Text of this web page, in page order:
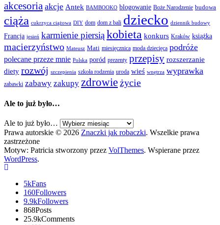
akcesoria akcje Antek BAMBOOKO blogowanie Boże Narodzenie budowa
ciąża cukrzyca ciążowa DIY dom dom z bali dziecko dziennik budowy
Francja jesień karmienie piersiąkobieta konkurs Kraków książka
macierzyństwo Mateusz Mati miesięcznica moda dziecięca podróże
polecane przeze mnie Polska poród prezenty przepisy rozszerzanie
diety rozwój szczepienia szkoła rodzenia uroda wieś wnętrza wyprawka
zabawki zabawy zakupy zdrowieżycie
Ale to już było…
Ale to już było…
Prawa autorskie © 2026 Znaczki jak robaczki. Wszelkie prawa
zastrzeżone
Motyw: Patricia stworzony przez VolThemes. Wspierane przez
WordPress.
5kFans
160Followers
9.9kFollowers
868Posts
25.9kComments